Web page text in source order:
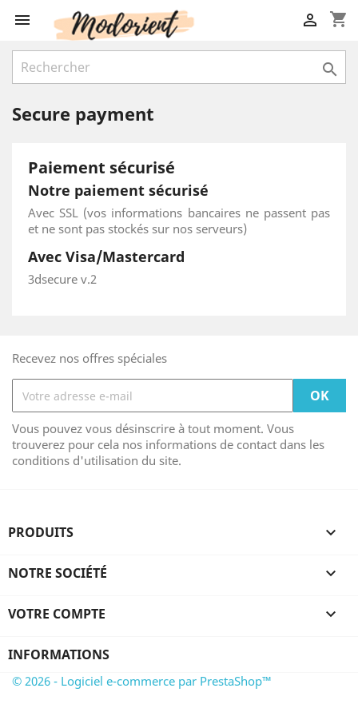
 shopping_cart


Secure payment
Paiement sécurisé
Notre paiement sécurisé
Avec SSL (vos informations bancaires ne passent pas
et ne sont pas stockés sur nos serveurs)
Avec Visa/Mastercard
3dsecure v.2
Recevez nos offres spéciales
Vous pouvez vous désinscrire à tout moment. Vous
trouverez pour cela nos informations de contact dans les
conditions d'utilisation du site.
PRODUITS 
NOTRE SOCIÉTÉ 
VOTRE COMPTE 
INFORMATIONS
© 2026 - Logiciel e-commerce par PrestaShop™